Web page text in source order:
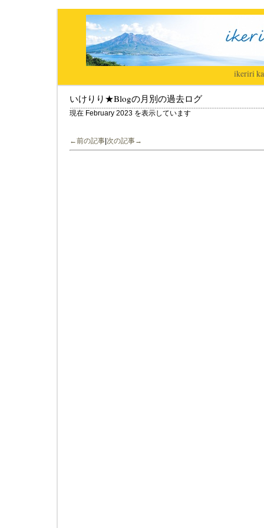
ikeriri|
いけりり★Blogの月別の過去ログ
現在 February 2023 を表示しています
←前の記事 次の記事→